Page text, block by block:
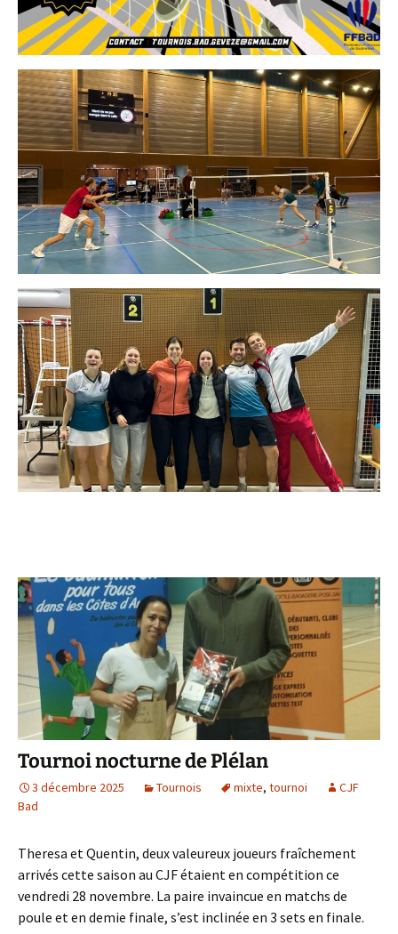
Tournoi nocturne de Plélan
3 décembre 2025 Tournois mixte, tournoi
CJF
Bad
Theresa et Quentin, deux valeureux joueurs fraîchement
arrivés cette saison au CJF étaient en compétition ce
vendredi 28 novembre. La paire invaincue en matchs de
poule et en demie finale, s’est inclinée en 3 sets en finale.